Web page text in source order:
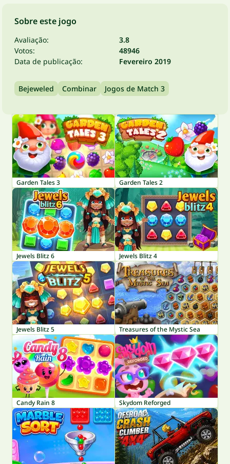
Sobre este jogo
Avaliação:
3.8
Votos:
48946
Data de publicação:
Fevereiro 2019
Bejeweled Combinar Jogos de Match 3
Garden Tales 3 Garden Tales 2
Jewels Blitz 6 Jewels Blitz 4
Jewels Blitz 5 Treasures of the Mystic Sea
Candy Rain 8 Skydom Reforged